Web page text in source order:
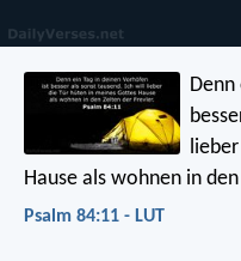
Hause als wohnen in
Psalm 84:11 - LUT